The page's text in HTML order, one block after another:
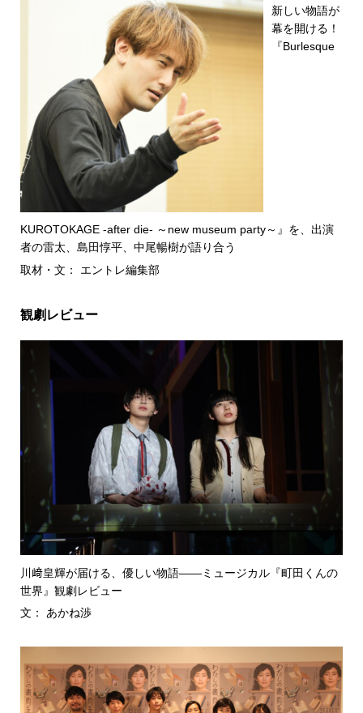
新しい物語が
幕を開ける！
『Burlesque
KUROTOKAGE -after die- ～new museum party～』を、出演
者の雷太、島田惇平、中尾暢樹が語り合う
取材・文： エントレ編集部
観劇レビュー
川﨑皇輝が届ける、優しい物語――ミュージカル『町田くんの
世界』観劇レビュー
文： あかね渉